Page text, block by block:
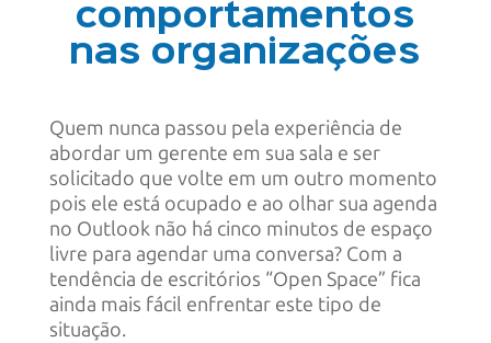
comportamentos
nas organizações
Quem nunca passou pela experiência de
abordar um gerente em sua sala e ser
solicitado que volte em um outro momento
pois ele está ocupado e ao olhar sua agenda
no Outlook não há cinco minutos de espaço
livre para agendar uma conversa? Com a
tendência de escritórios “Open Space” fica
ainda mais fácil enfrentar este tipo de
situação.